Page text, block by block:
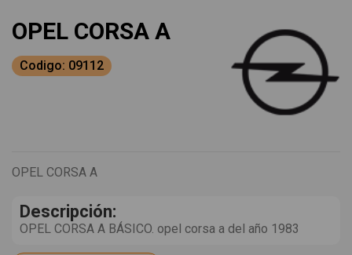
OPEL CORSA A
Codigo: 09112
OPEL CORSA A
Descripción:
OPEL CORSA A BÁSICO. opel corsa a del año 1983